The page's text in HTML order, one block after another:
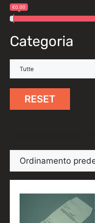
€0.00
Categoria
RESET